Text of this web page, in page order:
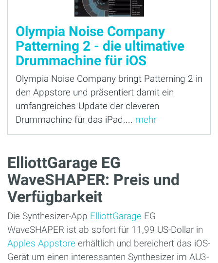
Olympia Noise Company
Patterning 2 - die ultimative
Drummachine für iOS
Olympia Noise Company bringt Patterning 2 in
den Appstore und präsentiert damit ein
umfangreiches Update der cleveren
Drummachine für das iPad.... mehr
ElliottGarage EG
WaveSHAPER: Preis und
Verfügbarkeit
Die Synthesizer-App ElliottGarage EG
WaveSHAPER ist ab sofort für 11,99 US-Dollar in
Apples Appstore erhältlich und bereichert das iOS-
Gerät um einen interessanten Synthesizer im AU3-